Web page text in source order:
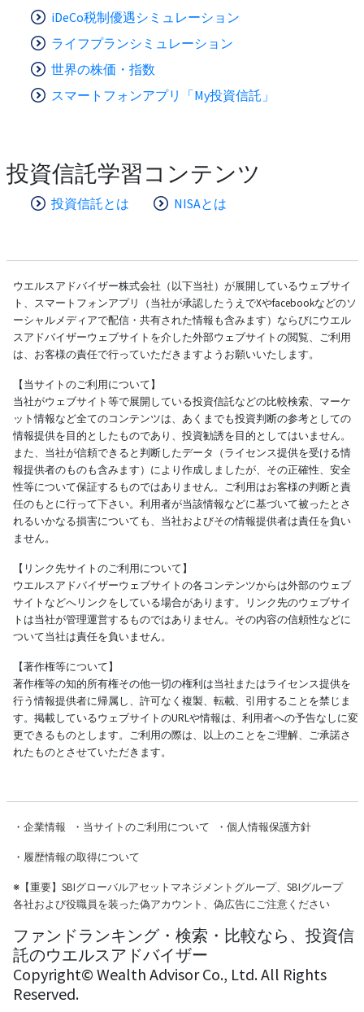
iDeCo税制優遇シミュレーション
ライフプランシミュレーション
世界の株価・指数
スマートフォンアプリ「My投資信託」
投資信託学習コンテンツ
投資信託とは NISAとは
ウエルスアドバイザー株式会社（以下当社）が展開しているウェブサイ
ト、スマートフォンアプリ（当社が承認したうえでXやfacebookなどのソ
ーシャルメディアで配信・共有された情報も含みます）ならびにウエル
スアドバイザーウェブサイトを介した外部ウェブサイトの閲覧、ご利用
は、お客様の責任で行っていただきますようお願いいたします。
【当サイトのご利用について】
当社がウェブサイト等で展開している投資信託などの比較検索、マーケ
ット情報など全てのコンテンツは、あくまでも投資判断の参考としての
情報提供を目的としたものであり、投資勧誘を目的としてはいません。
また、当社が信頼できると判断したデータ（ライセンス提供を受ける情
報提供者のものも含みます）により作成しましたが、その正確性、安全
性等について保証するものではありません。ご利用はお客様の判断と責
任のもとに行って下さい。利用者が当該情報などに基づいて被ったとさ
れるいかなる損害についても、当社およびその情報提供者は責任を負い
ません。
【リンク先サイトのご利用について】
ウエルスアドバイザーウェブサイトの各コンテンツからは外部のウェブ
サイトなどへリンクをしている場合があります。リンク先のウェブサイ
トは当社が管理運営するものではありません。その内容の信頼性などに
ついて当社は責任を負いません。
【著作権等について】
著作権等の知的所有権その他一切の権利は当社またはライセンス提供を
行う情報提供者に帰属し、許可なく複製、転載、引用することを禁じま
す。掲載しているウェブサイトのURLや情報は、利用者への予告なしに変
更できるものとします。ご利用の際は、以上のことをご理解、ご承諾さ
れたものとさせていただきます。
・ 企業情報 ・ 当サイトのご利用について ・ 個人情報保護方針
・ 履歴情報の取得について
※【重要】SBIグローバルアセットマネジメントグループ、SBIグループ
各社および役職員を装った偽アカウント、偽広告にご注意ください
ファンドランキング・検索・比較なら、投資信
託のウエルスアドバイザー
Copyright© Wealth Advisor Co., Ltd. All Rights
Reserved.